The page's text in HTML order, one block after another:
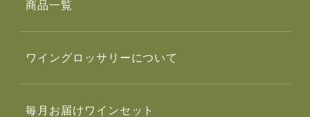
商品一覧
ワイングロッサリーについて
毎月お届けワインセット